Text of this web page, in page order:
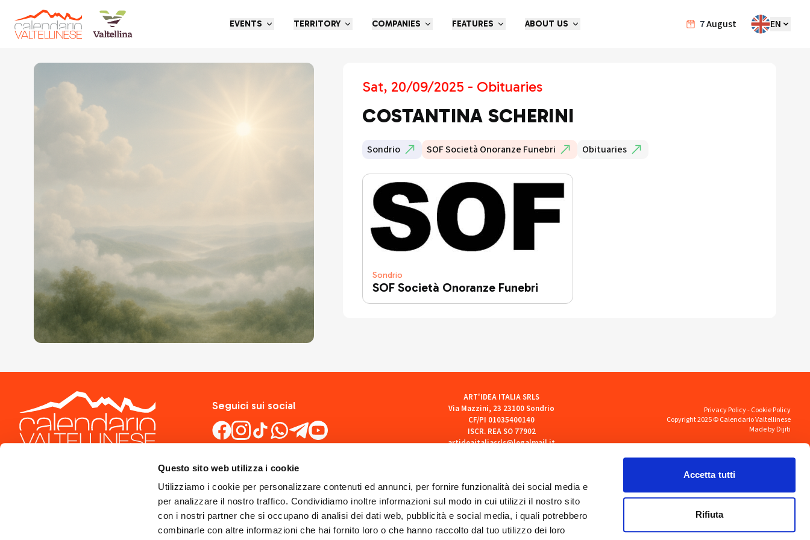
Questo sito web utilizza i cookie
Utilizziamo i cookie per personalizzare contenuti ed annunci, per fornire funzionalità dei social media e
per analizzare il nostro traffico. Condividiamo inoltre informazioni sul modo in cui utilizzi il nostro sito
con i nostri partner che si occupano di analisi dei dati web, pubblicità e social media, i quali potrebbero
combinarle con altre informazioni che hai fornito loro o che hanno raccolto dal tuo utilizzo dei loro
Accetta tutti
Rifiuta
7August EN
EVENTS TERRITORY COMPANIES FEATURES ABOUT US
Go back
Sat, 20/09/2025 - Obituaries
COSTANTINA SCHERINI
Sondrio SOF Società Onoranze Funebri Obituaries
Sondrio
SOF Società Onoranze Funebri
Seguici sui social
ART'IDEA ITALIA SRLS
Via Mazzini, 23 23100 Sondrio
CF/PI 01035400140
ISCR. REA SO 77902
artideaitaliasrls@legalmail.it
Privacy Policy-Cookie Policy
Copyright 2025 © Calendario Valtellinese
Made by Dijiti